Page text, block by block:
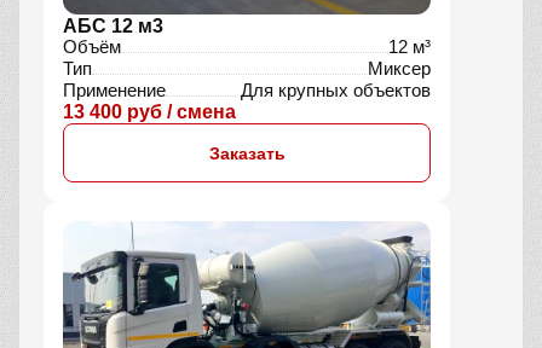
АБС 12 м3
Объём
12 м³
Тип
Миксер
Применение
Для крупных объектов
13 400 руб / смена
Заказать